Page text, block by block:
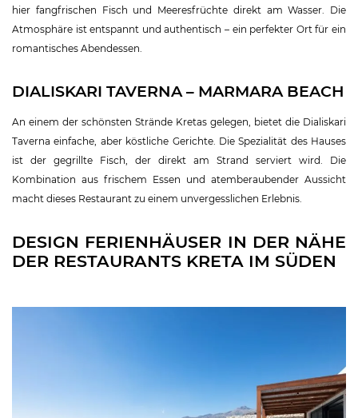
hier fangfrischen Fisch und Meeresfrüchte direkt am Wasser. Die
Atmosphäre ist entspannt und authentisch – ein perfekter Ort für ein
romantisches Abendessen.
DIALISKARI TAVERNA – MARMARA BEACH
An einem der schönsten Strände Kretas gelegen, bietet die Dialiskari
Taverna einfache, aber köstliche Gerichte. Die Spezialität des Hauses
ist der gegrillte Fisch, der direkt am Strand serviert wird. Die
Kombination aus frischem Essen und atemberaubender Aussicht
macht dieses Restaurant zu einem unvergesslichen Erlebnis.
DESIGN FERIENHÄUSER IN DER NÄHE
DER RESTAURANTS KRETA IM SÜDEN